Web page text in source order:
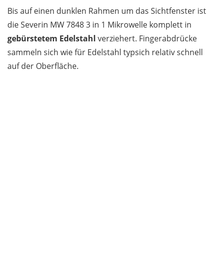
Bis auf einen dunklen Rahmen um das Sichtfenster ist
die Severin MW 7848 3 in 1 Mikrowelle komplett in
gebürstetem Edelstahl verziehert. Fingerabdrücke
sammeln sich wie für Edelstahl typsich relativ schnell
auf der Oberfläche.